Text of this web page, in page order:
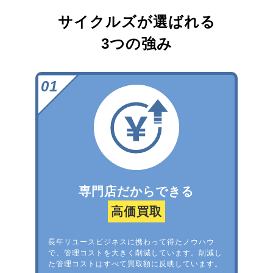
サイクルズが選ばれる
3つの強み
専門店だからできる
高価買取
長年リユースビジネスに携わって得たノウハウ
で、管理コストを大きく削減しています。削減し
た管理コストはすべて買取額に反映しています。